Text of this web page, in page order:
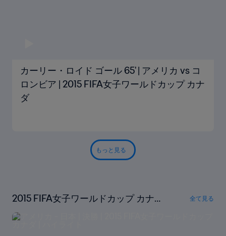
カーリー・ロイド ゴール 65' | アメリカ vs コ
ロンビア | 2015 FIFA女子ワールドカップ カナ
ダ
もっと見る
2015 FIFA女子ワールドカップ カナ
ダ｜フルマッチリプレイ
全て見る